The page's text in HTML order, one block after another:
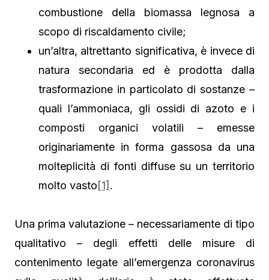
combustione della biomassa legnosa a
scopo di riscaldamento civile;
un’altra, altrettanto significativa, è invece di
natura secondaria ed è prodotta dalla
trasformazione in particolato di sostanze –
quali l’ammoniaca, gli ossidi di azoto e i
composti organici volatili – emesse
originariamente in forma gassosa da una
molteplicità di fonti diffuse su un territorio
molto vasto[1] .
Una prima valutazione – necessariamente di tipo
qualitativo – degli effetti delle misure di
contenimento legate all’emergenza coronavirus